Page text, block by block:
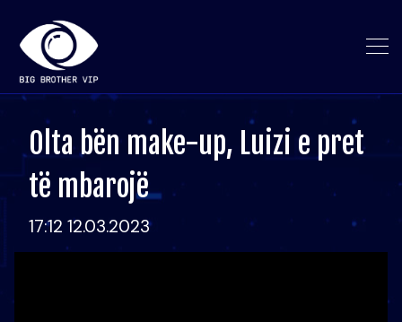
Olta bën make-up, Luizi e pret
të mbarojë
17:12 12.03.2023